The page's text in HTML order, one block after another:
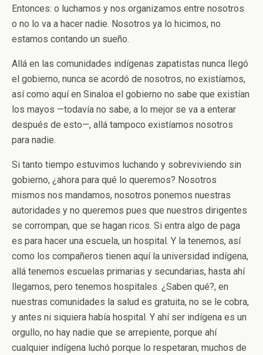
Entonces: o luchamos y nos organizamos entre nosotros
o no lo va a hacer nadie. Nosotros ya lo hicimos, no
estamos contando un sueño.
Allá en las comunidades indígenas zapatistas nunca llegó
el gobierno, nunca se acordó de nosotros, no existíamos,
así como aquí en Sinaloa el gobierno no sabe que existían
los mayos —todavía no sabe, a lo mejor se va a enterar
después de esto—, allá tampoco existíamos nosotros
para nadie.
Si tanto tiempo estuvimos luchando y sobreviviendo sin
gobierno, ¿ahora para qué lo queremos? Nosotros
mismos nos mandamos, nosotros ponemos nuestras
autoridades y no queremos pues que nuestros dirigentes
se corrompan, que se hagan ricos. Si entra algo de paga
es para hacer una escuela, un hospital. Y la tenemos, así
como los compañeros tienen aquí la universidad indígena,
allá tenemos escuelas primarias y secundarias, hasta ahí
llegamos, pero tenemos hospitales. ¿Saben qué?, en
nuestras comunidades la salud es gratuita, no se le cobra,
y antes ni siquiera había hospital. Y ahí ser indígena es un
orgullo, no hay nadie que se arrepiente, porque ahí
cualquier indígena luchó porque lo respetaran, muchos de